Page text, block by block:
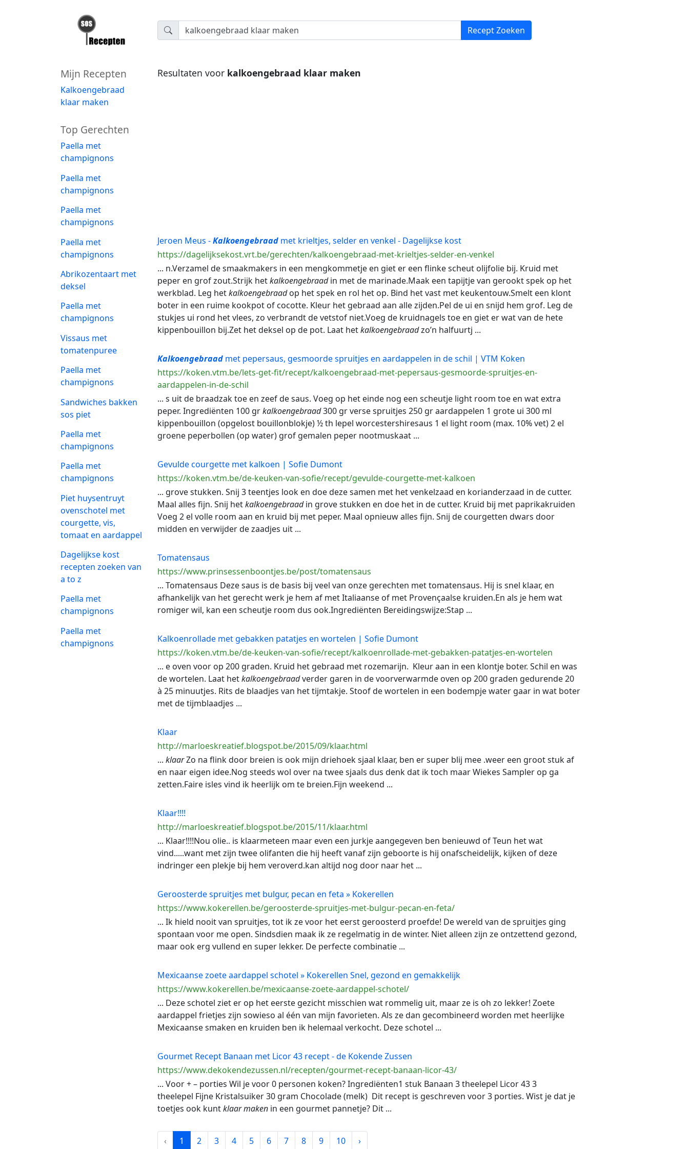
Mijn Recepten
Kalkoengebraad
klaar maken
Top Gerechten
Paella met
champignons
Paella met
champignons
Paella met
champignons
Paella met
champignons
Abrikozentaart met
deksel
Paella met
champignons
Vissaus met
tomatenpuree
Paella met
champignons
Sandwiches bakken
sos piet
Paella met
champignons
Paella met
champignons
Piet huysentruyt
ovenschotel met
courgette, vis,
tomaat en aardappel
Dagelijkse kost
recepten zoeken van
a to z
Paella met
champignons
Paella met
champignons
Resultaten voor kalkoengebraad klaar maken
Jeroen Meus -Kalkoengebraadmet krieltjes, selder en venkel - Dagelijkse kost
https://dagelijksekost.vrt.be/gerechten/kalkoengebraad-met-krieltjes-selder-en-venkel
... n.Verzamel de smaakmakers in een mengkommetje en giet er een flinke scheut olijfolie bij. Kruid met
peper en grof zout.Strijk hetkalkoengebraadin met de marinade.Maak een tapijtje van gerookt spek op het
werkblad. Leg hetkalkoengebraadop het spek en rol het op. Bind het vast met keukentouw.Smelt een klont
boter in een ruime kookpot of cocotte. Kleur het gebraad aan alle zijden.Pel de ui en snijd hem grof. Leg de
stukjes ui rond het vlees, zo verbrandt de vetstof niet.Voeg de kruidnagels toe en giet er wat van de hete
kippenbouillon bij.Zet het deksel op de pot. Laat hetkalkoengebraadzo’n halfuurtj ...
Kalkoengebraadmet pepersaus, gesmoorde spruitjes en aardappelen in de schil | VTM Koken
https://koken.vtm.be/lets-get-fit/recept/kalkoengebraad-met-pepersaus-gesmoorde-spruitjes-en-
aardappelen-in-de-schil
... s uit de braadzak toe en zeef de saus. Voeg op het einde nog een scheutje light room toe en wat extra
peper. Ingrediënten 100 grkalkoengebraad300 gr verse spruitjes 250 gr aardappelen 1 grote ui 300 ml
kippenbouillon (opgelost bouillonblokje) ½ th lepel worcestershiresaus 1 el light room (max. 10% vet) 2 el
groene peperbollen (op water) grof gemalen peper nootmuskaat ...
Gevulde courgette met kalkoen | Sofie Dumont
https://koken.vtm.be/de-keuken-van-sofie/recept/gevulde-courgette-met-kalkoen
... grove stukken. Snij 3 teentjes look en doe deze samen met het venkelzaad en korianderzaad in de cutter.
Maal alles fijn. Snij hetkalkoengebraadin grove stukken en doe het in de cutter. Kruid bij met paprikakruiden
Voeg 2 el volle room aan en kruid bij met peper. Maal opnieuw alles fijn. Snij de courgetten dwars door
midden en verwijder de zaadjes uit ...
Tomatensaus
https://www.prinsessenboontjes.be/post/tomatensaus
... Tomatensaus Deze saus is de basis bij veel van onze gerechten met tomatensaus. Hij is snel klaar, en
afhankelijk van het gerecht werk je hem af met Italiaanse of met Provençaalse kruiden.En als je hem wat
romiger wil, kan een scheutje room dus ook.Ingrediënten Bereidingswijze:Stap ...
Kalkoenrollade met gebakken patatjes en wortelen | Sofie Dumont
https://koken.vtm.be/de-keuken-van-sofie/recept/kalkoenrollade-met-gebakken-patatjes-en-wortelen
... e oven voor op 200 graden. Kruid het gebraad met rozemarijn. Kleur aan in een klontje boter. Schil en was
de wortelen. Laat hetkalkoengebraadverder garen in de voorverwarmde oven op 200 graden gedurende 20
à 25 minuutjes. Rits de blaadjes van het tijmtakje. Stoof de wortelen in een bodempje water gaar in wat boter
met de tijmblaadjes ...
Klaar
http://marloeskreatief.blogspot.be/2015/09/klaar.html
... klaarZo na flink door breien is ook mijn driehoek sjaal klaar, ben er super blij mee .weer een groot stuk af
en naar eigen idee.Nog steeds wol over na twee sjaals dus denk dat ik toch maar Wiekes Sampler op ga
zetten.Faire isles vind ik heerlijk om te breien.Fijn weekend ...
Klaar!!!!
http://marloeskreatief.blogspot.be/2015/11/klaar.html
... Klaar!!!!Nou olie.. is klaarmeteen maar even een jurkje aangegeven ben benieuwd of Teun het wat
vind.....want met zijn twee olifanten die hij heeft vanaf zijn geboorte is hij onafscheidelijk, kijken of deze
indringer een plekje bij hem veroverd.kan altijd nog door naar het ...
Geroosterde spruitjes met bulgur, pecan en feta » Kokerellen
https://www.kokerellen.be/geroosterde-spruitjes-met-bulgur-pecan-en-feta/
... Ik hield nooit van spruitjes, tot ik ze voor het eerst geroosterd proefde! De wereld van de spruitjes ging
spontaan voor me open. Sindsdien maak ik ze regelmatig in de winter. Niet alleen zijn ze ontzettend gezond,
maar ook erg vullend en super lekker. De perfecte combinatie ...
Mexicaanse zoete aardappel schotel » Kokerellen Snel, gezond en gemakkelijk
https://www.kokerellen.be/mexicaanse-zoete-aardappel-schotel/
... Deze schotel ziet er op het eerste gezicht misschien wat rommelig uit, maar ze is oh zo lekker! Zoete
aardappel frietjes zijn sowieso al één van mijn favorieten. Als ze dan gecombineerd worden met heerlijke
Mexicaanse smaken en kruiden ben ik helemaal verkocht. Deze schotel ...
Gourmet Recept Banaan met Licor 43 recept - de Kokende Zussen
https://www.dekokendezussen.nl/recepten/gourmet-recept-banaan-licor-43/
... Voor + – porties Wil je voor 0 personen koken? Ingrediënten1 stuk Banaan 3 theelepel Licor 43 3
theelepel Fijne Kristalsuiker 30 gram Chocolade (melk) Dit recept is geschreven voor 3 porties. Wist je dat je
toetjes ook kuntklaarmakenin een gourmet pannetje? Dit ...
‹ 1 2 3 4 5 6 7 8 9 10 ›